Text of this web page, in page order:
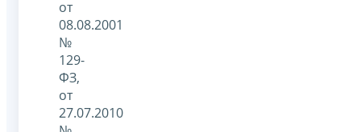
от
08.08.2001
№
129-
ФЗ,
от
27.07.2010